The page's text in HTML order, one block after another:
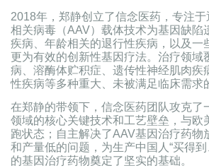
2018年，郑静创立了信念医药，专注
相关病毒（AAV）载体技术为基因缺陷
疾病、年龄相关的退行性疾病，以及一
更为有效的创新性基因疗法。治疗领域
病、溶酶体贮积症、遗传性神经肌肉疾
性疾病等多种重大、未被满足临床需求
在郑静的带领下，信念医药团队攻克了
领域的核心关键技术和工艺壁垒，与欧
跑状态；自主解决了AAV基因治疗药物
和产量低的问题，为生产中国人“买得
的基因治疗药物奠定了坚实的基础。